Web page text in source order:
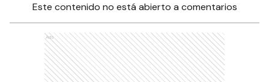
Este contenido no está abierto a comentarios
Ads